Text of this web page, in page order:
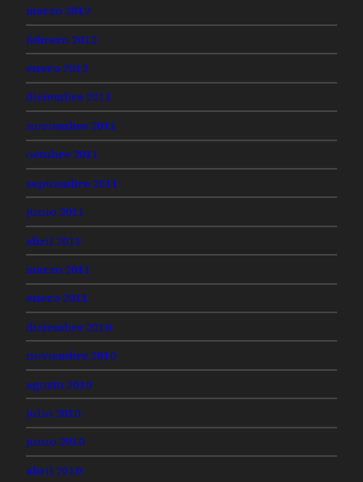
marzo 2012
febrero 2012
enero 2012
diciembre 2011
noviembre 2011
octubre 2011
septiembre 2011
junio 2011
abril 2011
marzo 2011
enero 2011
diciembre 2010
noviembre 2010
agosto 2010
julio 2010
junio 2010
abril 2010